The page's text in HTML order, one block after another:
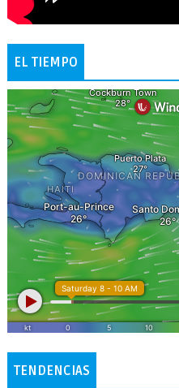
EL TIEMPO
TENDENCIAS